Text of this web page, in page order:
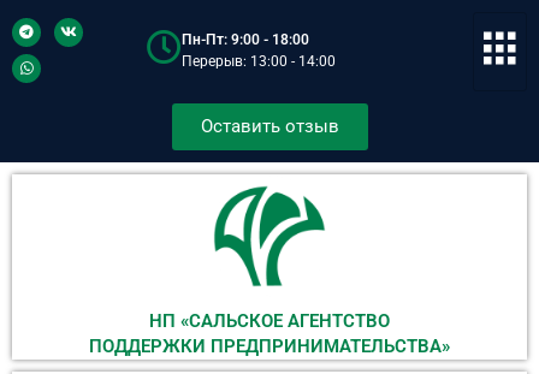
Пн-Пт: 9:00 - 18:00
Перерыв: 13:00 - 14:00
Оставить отзыв
НП «САЛЬСКОЕ АГЕНТСТВО
ПОДДЕРЖКИ ПРЕДПРИНИМАТЕЛЬСТВА»